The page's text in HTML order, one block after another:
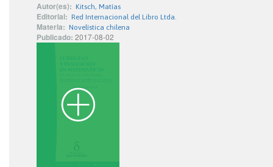
Autor(es): Kitsch, Matías
Editorial: Red Internacional del Libro Ltda.
Materia: Novelística chilena
Publicado: 2017-08-02